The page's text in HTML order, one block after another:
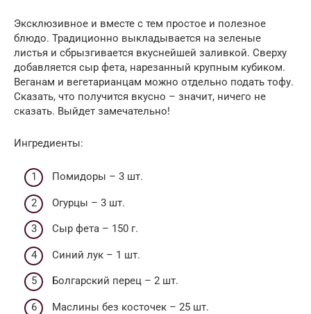
Эксклюзивное и вместе с тем простое и полезное
блюдо. Традиционно выкладывается на зеленые
листья и сбрызгивается вкуснейшей заливкой. Сверху
добавляется сыр фета, нарезанный крупным кубиком.
Веганам и вегетарианцам можно отдельно подать тофу.
Сказать, что получится вкусно – значит, ничего не
сказать. Выйдет замечательно!
Ингредиенты:
Помидоры – 3 шт.
Огурцы – 3 шт.
Сыр фета – 150 г.
Синий лук – 1 шт.
Болгарский перец – 2 шт.
Маслины без косточек – 25 шт.